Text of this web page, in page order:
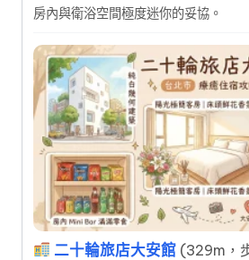
房內與衛浴空間極度迷你的妥協。
二十輪旅店大安館 (329m，